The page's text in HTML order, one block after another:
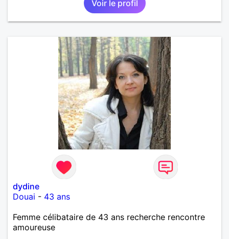
Voir le profil
dydine
Douai - 43 ans
Femme célibataire de 43 ans recherche rencontre
amoureuse